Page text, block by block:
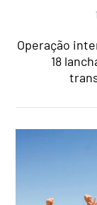
Operação
18